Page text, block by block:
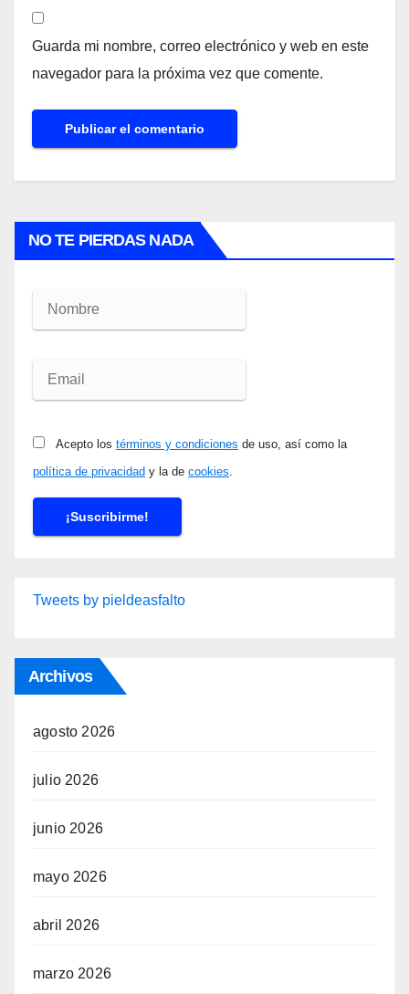
Guarda mi nombre, correo electrónico y web en este
navegador para la próxima vez que comente.
NO TE PIERDAS NADA
Acepto los términos y condiciones de uso, así como la
política de privacidad y la de cookies
Tweets by pieldeasfalto
Archivos
agosto 2026
julio 2026
junio 2026
mayo 2026
abril 2026
marzo 2026